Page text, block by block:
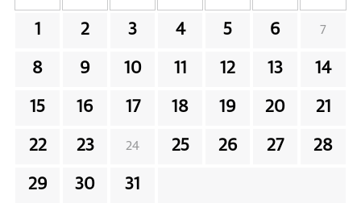
1 2 3 4 5 6 7
8 9 10 11 12 13 14
15 16 17 18 19 20 21
22 23 24 25 26 27 28
29 30 31